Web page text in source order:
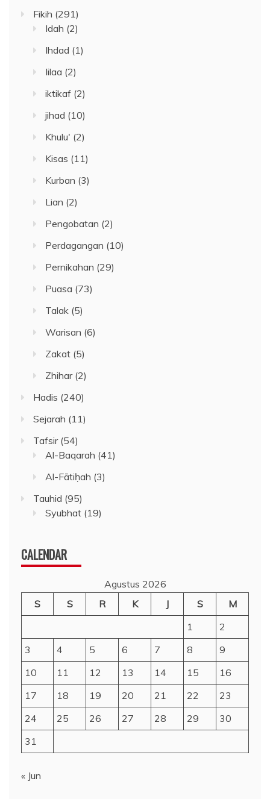
Fikih (291)
Idah (2)
Ihdad (1)
Iilaa (2)
iktikaf (2)
jihad (10)
Khulu' (2)
Kisas (11)
Kurban (3)
Lian (2)
Pengobatan (2)
Perdagangan (10)
Pernikahan (29)
Puasa (73)
Talak (5)
Warisan (6)
Zakat (5)
Zhihar(2)
Hadis (240)
Sejarah (11)
Tafsir(54)
Al-Baqarah (41)
Al-Fātiḥah (3)
Tauhid (95)
Syubhat (19)
CALENDAR
Agustus 2026
S
S R K J S
M
1
2
3
4 5 6 7 8
9
10
11 12 13 14 15
16
17
18 19 20 21 22
23
24
25 26 27 28 29
30
31
« Jun